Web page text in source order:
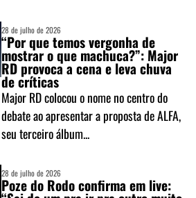
28 de julho de 2026
“Por que temos vergonha de
mostrar o que machuca?”: Major
RD provoca a cena e leva chuva
de críticas
Major RD colocou o nome no centro do
debate ao apresentar a proposta de ALFA,
seu terceiro álbum...
28 de julho de 2026
Poze do Rodo confirma em live: